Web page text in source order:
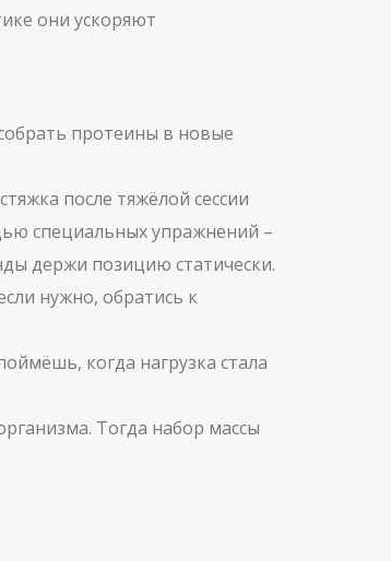
они ускоряют
протеины в новые
после тяжёлой сессии
специальных упражнений –
держи позицию статически.
нужно, обратись к
когда нагрузка стала
Тогда набор массы